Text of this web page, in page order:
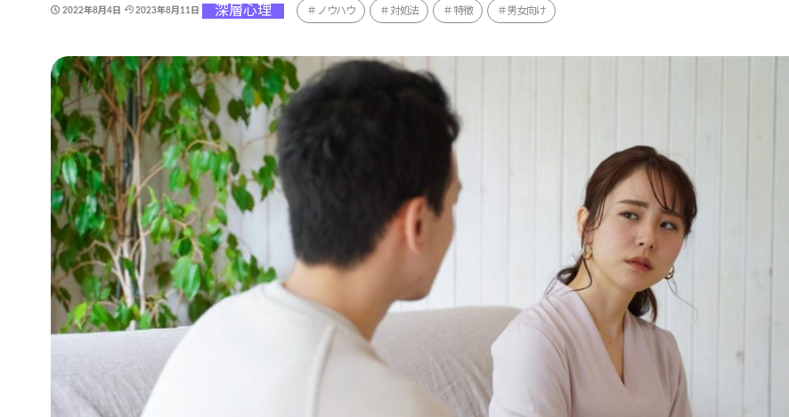
2022年8月4日 2023年8月11日 深層心理 ノウハウ 対処法 特徴 男女向け